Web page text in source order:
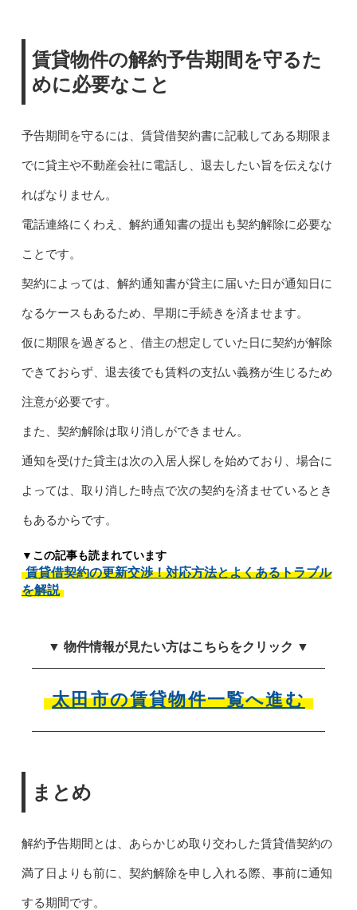
賃貸物件の解約予告期間を守るた
めに必要なこと
予告期間を守るには、賃貸借契約書に記載してある期限ま
でに貸主や不動産会社に電話し、退去したい旨を伝えなけ
ればなりません。
電話連絡にくわえ、解約通知書の提出も契約解除に必要な
ことです。
契約によっては、解約通知書が貸主に届いた日が通知日に
なるケースもあるため、早期に手続きを済ませます。
仮に期限を過ぎると、借主の想定していた日に契約が解除
できておらず、退去後でも賃料の支払い義務が生じるため
注意が必要です。
また、契約解除は取り消しができません。
通知を受けた貸主は次の入居人探しを始めており、場合に
よっては、取り消した時点で次の契約を済ませているとき
もあるからです。
▼この記事も読まれています
賃貸借契約の更新交渉！対応方法とよくあるトラブル
を解説
▼ 物件情報が見たい方はこちらをクリック ▼
太田市の賃貸物件一覧へ進む
まとめ
解約予告期間とは、あらかじめ取り交わした賃貸借契約の
満了日よりも前に、契約解除を申し入れる際、事前に通知
する期間です。